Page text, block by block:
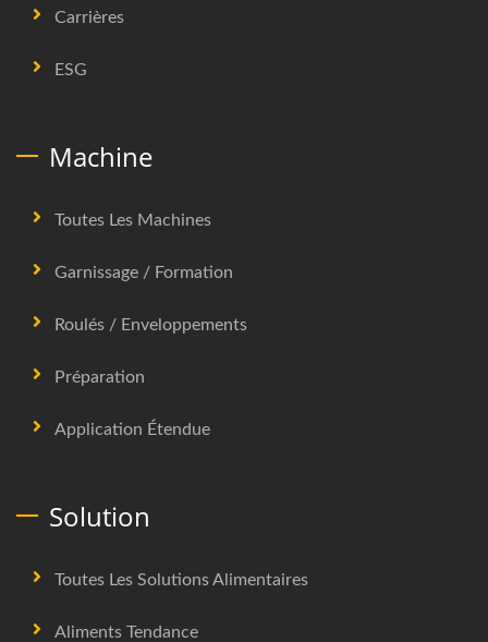
Carrières
ESG
Machine
Toutes Les Machines
Garnissage / Formation
Roulés / Enveloppements
Préparation
Application Étendue
Solution
Toutes Les Solutions Alimentaires
Aliments Tendance